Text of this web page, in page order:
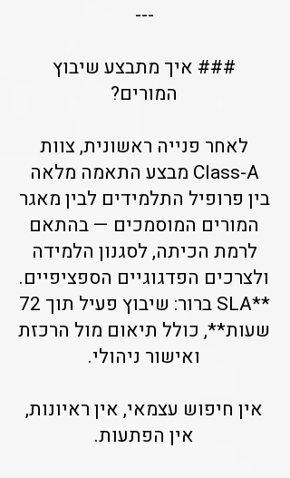
---
### איך מתבצע שיבוץ
המורים?
לאחר פנייה ראשונית, צוות
Class-A מבצע התאמה מלאה
בין פרופיל התלמידים לבין מאגר
המורים המוסמכים — בהתאם
לרמת הכיתה, לסגנון הלמידה
ולצרכים הפדגוגיים הספציפיים.
**SLA ברור: שיבוץ פעיל תוך 72
שעות**, כולל תיאום מול הרכזת
ואישור ניהולי.
אין חיפוש עצמאי, אין ראיונות,
אין הפתעות.